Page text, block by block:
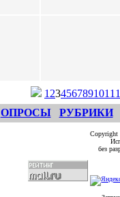
1 234567891011
ОПРОСЫ РУБРИКИ
без